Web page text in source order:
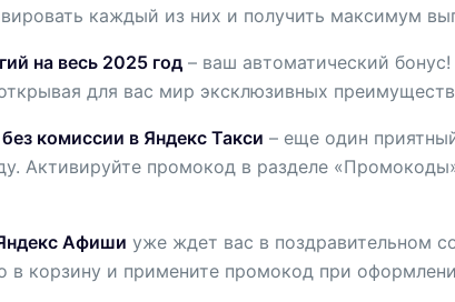
каждый из них и получить максимум
на весь 2025 год – ваш автоматический
для вас мир эксклюзивных
комиссии в Яндекс Такси – еще один
Активируйте промокод в разделе
Афиши уже ждет вас в поздравительном
в корзину и примените промокод при